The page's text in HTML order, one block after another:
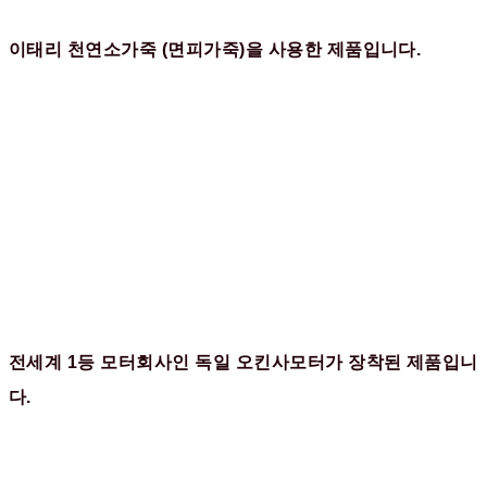
이태리 천연소가죽 (면피가죽)을 사용한 제품입니다.
전세계 1등 모터회사인 독일 오킨사모터가 장착된 제품입니
다.